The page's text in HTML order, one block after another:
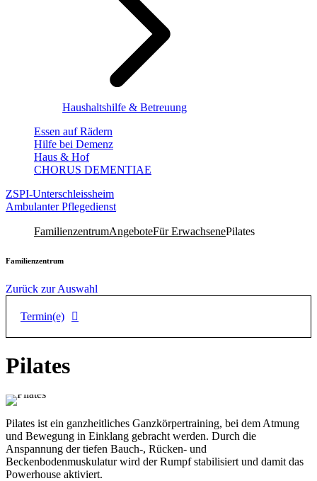
Haushaltshilfe & Betreuung
Essen auf Rädern
Hilfe bei Demenz
Haus & Hof
CHORUS DEMENTIAE
ZSPI-Unterschleissheim
Ambulanter Pflegedienst
FamilienzentrumAngeboteFür ErwachsenePilates
Familienzentrum
Zurück zur Auswahl
Termin(e)
5 x 29.09., 06.10., 13.10., 20.10., und 27.10.26
Pilates
Pilates ist ein ganzheitliches Ganzkörpertraining, bei dem Atmung
und Bewegung in Einklang gebracht werden. Durch die
Anspannung der tiefen Bauch-, Rücken- und
Beckenbodenmuskulatur wird der Rumpf stabilisiert und damit das
Powerhouse aktiviert.